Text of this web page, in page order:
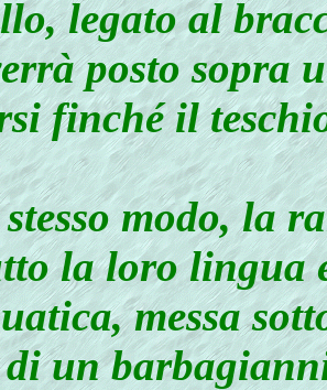
legato al
posto sopra
finché il
modo, la
la loro lingua
messa
un